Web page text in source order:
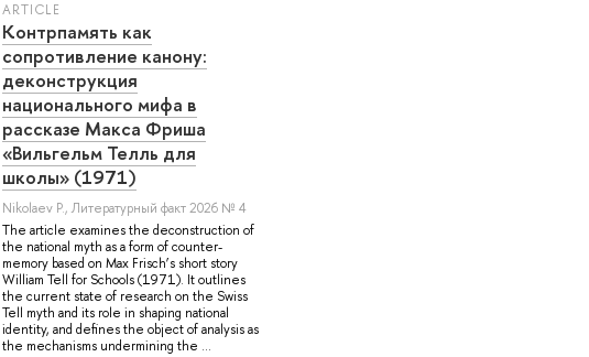
ARTICLE
Контрпамять как
сопротивление канону:
деконструкция
национального мифа в
рассказе Макса Фриша
«Вильгельм Телль для
школы» (1971)
Nikolaev P., Литературный факт 2026 № 4
The article examines the deconstruction of
the national myth as a form of counter-
memory based on Max Frisch’s short story
William Tell for Schools (1971). It outlines
the current state of research on the Swiss
Tell myth and its role in shaping national
identity, and defines the object of analysis as
the mechanisms undermining the ...